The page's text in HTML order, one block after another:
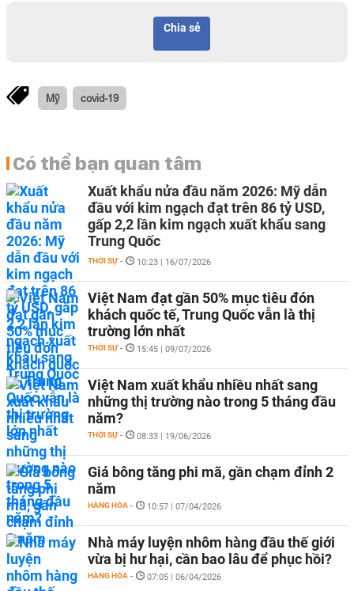
Chia sẻ
Mỹ covid-19
Có thể bạn quan tâm
Xuất khẩu nửa đầu năm 2026: Mỹ dẫn
đầu với kim ngạch đạt trên 86 tỷ USD,
gấp 2,2 lần kim ngạch xuất khẩu sang
Trung Quốc
THỜI SỰ - 10:23 | 16/07/2026
Việt Nam đạt gần 50% mục tiêu đón
khách quốc tế, Trung Quốc vẫn là thị
trường lớn nhất
THỜI SỰ - 15:45 | 09/07/2026
Việt Nam xuất khẩu nhiều nhất sang
những thị trường nào trong 5 tháng đầu
năm?
THỜI SỰ - 08:33 | 19/06/2026
Giá bông tăng phi mã, gần chạm đỉnh 2
năm
HÀNG HÓA - 10:57 | 07/04/2026
Nhà máy luyện nhôm hàng đầu thế giới
vừa bị hư hại, cần bao lâu để phục hồi?
HÀNG HÓA - 07:05 | 06/04/2026